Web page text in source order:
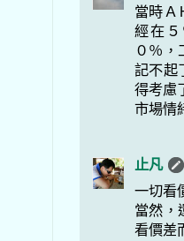
當時Ａ
經在
０％
記不起
得考慮
市場情
止凡
一切看
當然，
看價差